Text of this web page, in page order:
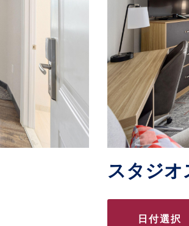
スタジオ
日付選択